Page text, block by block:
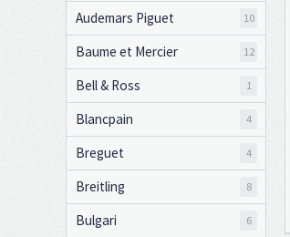
Audemars Piguet 10
Baume et Mercier 12
Bell & Ross 1
Blancpain 4
Breguet 4
Breitling 8
Bulgari 6